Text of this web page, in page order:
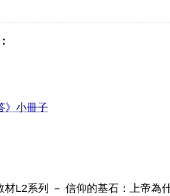
》小冊子
材L2系列 － 信仰的基石：上帝為